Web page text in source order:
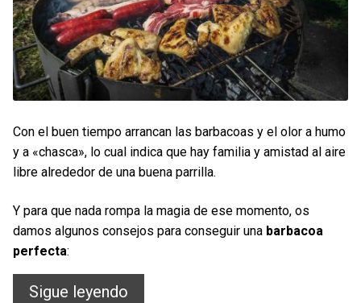
Con el buen tiempo arrancan las barbacoas y el olor a humo
y a «chasca», lo cual indica que hay familia y amistad al aire
libre alrededor de una buena parrilla.
Y para que nada rompa la magia de ese momento, os
damos algunos consejos para conseguir una barbacoa
perfecta:
Sigue leyendo